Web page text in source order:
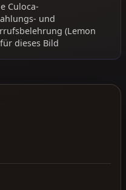
Culoca-
und
(Lemon
dieses Bild